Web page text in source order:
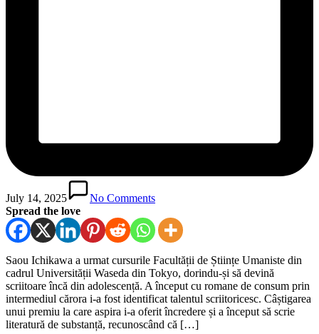
July 14, 2025
No Comments
Spread the love
Saou Ichikawa a urmat cursurile Facultății de Științe Umaniste din
cadrul Universității Waseda din Tokyo, dorindu-și să devină
scriitoare încă din adolescență. A început cu romane de consum prin
intermediul cărora i-a fost identificat talentul scriitoricesc. Câștigarea
unui premiu la care aspira i-a oferit încredere și a început să scrie
literatură de substanță, recunoscând că […]